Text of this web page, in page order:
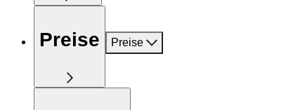
Preise Preise